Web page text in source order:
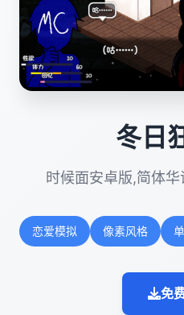
冬日
时候面安卓版,简体
恋爱模拟 像素风格
免